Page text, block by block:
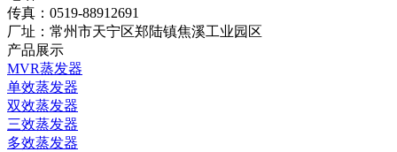
传真：0519-88912691
厂址：常州市天宁区郑陆镇焦溪工业园区
产品展示
MVR蒸发器
单效蒸发器
双效蒸发器
三效蒸发器
多效蒸发器